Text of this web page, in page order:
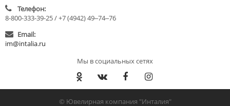
Телефон:
8-800-333-39-25 / +7 (4942) 49‒74‒76
Email:
im@intalia.ru
Мы в социальных сетях
© Ювелирная компания "Инталия"